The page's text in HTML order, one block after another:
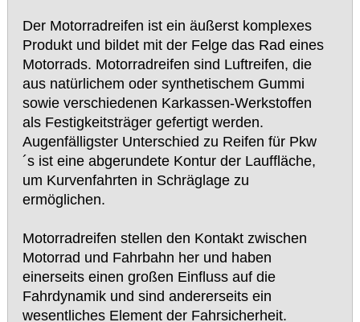
Der Motorradreifen ist ein äußerst komplexes
Produkt und bildet mit der Felge das Rad eines
Motorrads. Motorradreifen sind Luftreifen, die
aus natürlichem oder synthetischem Gummi
sowie verschiedenen Karkassen-Werkstoffen
als Festigkeitsträger gefertigt werden.
Augenfälligster Unterschied zu Reifen für Pkw
´s ist eine abgerundete Kontur der Lauffläche,
um Kurvenfahrten in Schräglage zu
ermöglichen.
Motorradreifen stellen den Kontakt zwischen
Motorrad und Fahrbahn her und haben
einerseits einen großen Einfluss auf die
Fahrdynamik und sind andererseits ein
wesentliches Element der Fahrsicherheit.